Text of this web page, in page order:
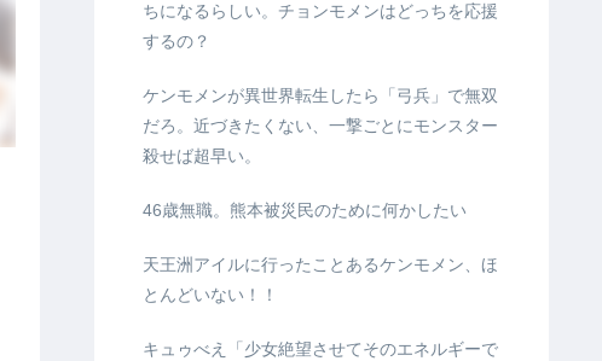
ちになるらしい。チョンモメンはどっちを応援
するの？
ケンモメンが異世界転生したら「弓兵」で無双
だろ。近づきたくない、一撃ごとにモンスター
殺せば超早い。
46歳無職。熊本被災民のために何かしたい
天王洲アイルに行ったことあるケンモメン、ほ
とんどいない！！
キュゥべえ「少女絶望させてそのエネルギーで